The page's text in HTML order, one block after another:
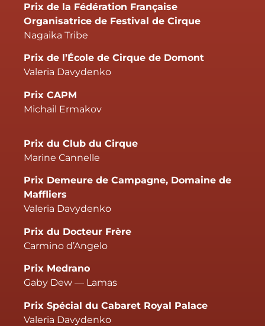
Prix de la Fédération Française
Organisatrice de Festival de Cirque
Nagaika Tribe
Prix de l’École de Cirque de Domont
Valeria Davydenko
Prix CAPM
Michail Ermakov
Prix du Club du Cirque
Marine Cannelle
Prix Demeure de Campagne, Domaine de
Maffliers
Valeria Davydenko
Prix du Docteur Frère
Carmino d’Angelo
Prix Medrano
Gaby Dew — Lamas
Prix Spécial du Cabaret Royal Palace
Valeria Davydenko